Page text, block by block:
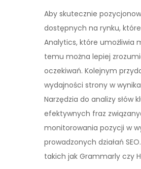
Aby skutecznie
dostępnych na rynku,
Analytics, które umożliwia
temu można lepiej
oczekiwań. Kolejnym
wydajności strony w
Narzędzia do analizy słów
efektywnych fraz
monitorowania pozycji w
prowadzonych działań
takich jak Grammarly czy